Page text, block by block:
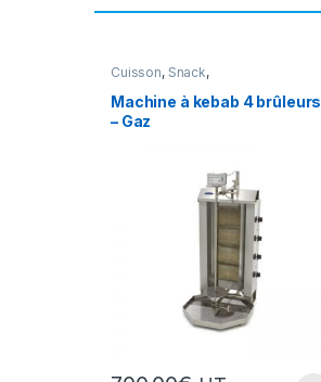
Cuisson, Snack,
Snack/Pizza/Sucrée
Machine à kebab 4 brûleurs
– Gaz